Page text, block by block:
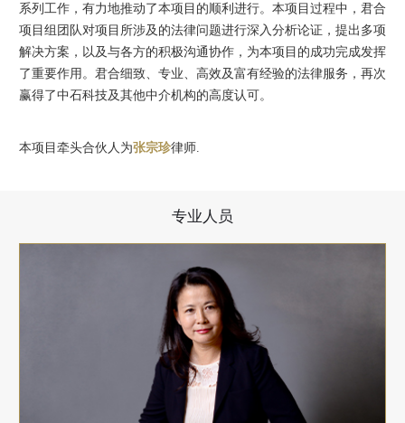
系列工作，有力地推动了本项目的顺利进行。本项目过程中，君合
项目组团队对项目所涉及的法律问题进行深入分析论证，提出多项
解决方案，以及与各方的积极沟通协作，为本项目的成功完成发挥
了重要作用。君合细致、专业、高效及富有经验的法律服务，再次
赢得了中石科技及其他中介机构的高度认可。
本项目牵头合伙人为张宗珍律师.
专业人员